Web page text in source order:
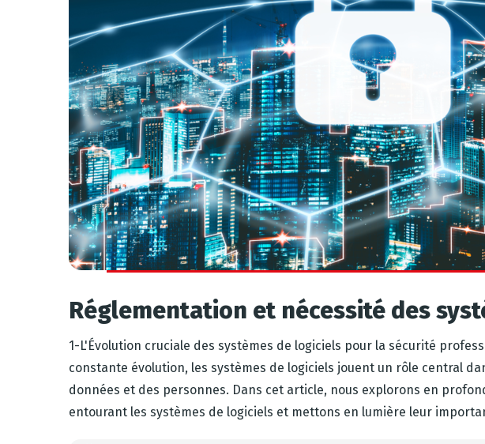
Réglementation et nécessité des
1-L'Évolution cruciale des systèmes de logiciels pour la sécurité
constante évolution, les systèmes de logiciels jouent un rôle central
données et des personnes. Dans cet article, nous explorons en
entourant les systèmes de logiciels et mettons en lumière leur